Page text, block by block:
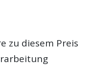
zu diesem Preis